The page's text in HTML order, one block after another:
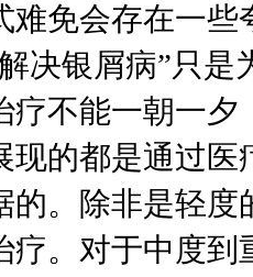
难免会存在一些
决银屑病”只
疗不能一朝一
现的都是通过
的。除非是轻
疗。对于中度